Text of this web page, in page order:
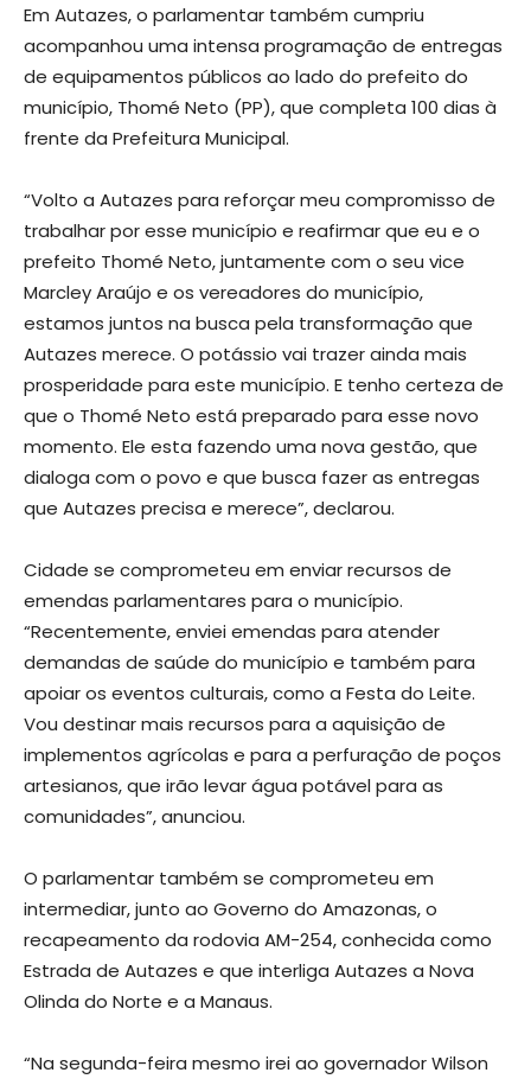
Em Autazes, o parlamentar também cumpriu
acompanhou uma intensa programação de entregas
de equipamentos públicos ao lado do prefeito do
município, Thomé Neto (PP), que completa 100 dias à
frente da Prefeitura Municipal.
“Volto a Autazes para reforçar meu compromisso de
trabalhar por esse município e reafirmar que eu e o
prefeito Thomé Neto, juntamente com o seu vice
Marcley Araújo e os vereadores do município,
estamos juntos na busca pela transformação que
Autazes merece. O potássio vai trazer ainda mais
prosperidade para este município. E tenho certeza de
que o Thomé Neto está preparado para esse novo
momento. Ele esta fazendo uma nova gestão, que
dialoga com o povo e que busca fazer as entregas
que Autazes precisa e merece”, declarou.
Cidade se comprometeu em enviar recursos de
emendas parlamentares para o município.
“Recentemente, enviei emendas para atender
demandas de saúde do município e também para
apoiar os eventos culturais, como a Festa do Leite.
Vou destinar mais recursos para a aquisição de
implementos agrícolas e para a perfuração de poços
artesianos, que irão levar água potável para as
comunidades”, anunciou.
O parlamentar também se comprometeu em
intermediar, junto ao Governo do Amazonas, o
recapeamento da rodovia AM-254, conhecida como
Estrada de Autazes e que interliga Autazes a Nova
Olinda do Norte e a Manaus.
“Na segunda-feira mesmo irei ao governador Wilson